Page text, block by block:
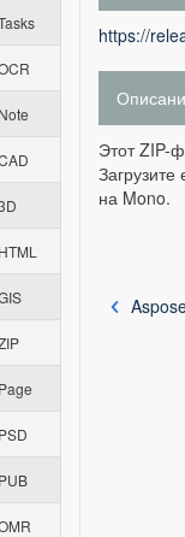
https://
Этот ZIP-
на Mono.